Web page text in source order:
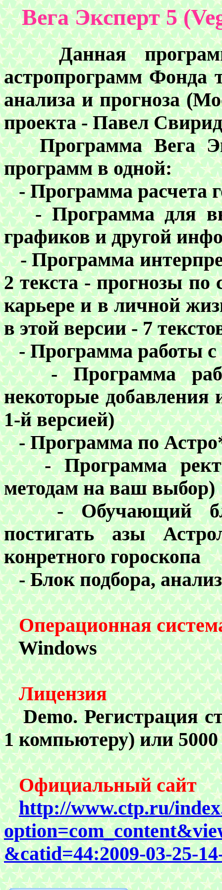
Вега Эксперт 5
Данная
астропрограмм Фонда
анализа и прогноза
проекта - Павел
Программа Вега
программ в одной:
-Программа расчета
-Программа для
графиков и другой
-Программа
2 текста - прогнозы
карьере и в личной
в этой версии - 7
-Программа работы
-Программа
некоторые
1-й версией)
-Программа по
-Программа
методам на ваш выбор)
-Обучающий
постигать азы
конретного гороскопа
-Блок подбора,
Операционная
Windows
Лицензия
Demo.Регистрация
1 компьютеру) или
Официальный сайт
http://www.ctp.ru/
&catid=44:2009-03-25-